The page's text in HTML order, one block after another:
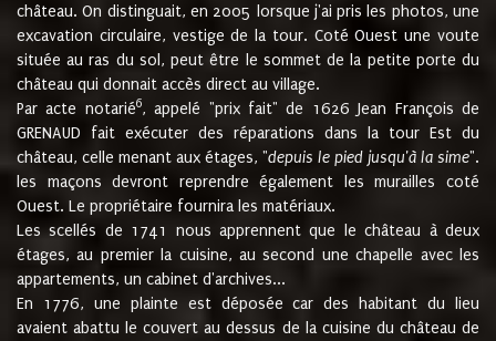
château. On distinguait, en 2005 lorsque j'ai pris les photos, une
excavation circulaire, vestige de la tour. Coté Ouest une voute
située au ras du sol, peut être le sommet de la petite porte du
château qui donnait accès direct au village.
Par acte notarié6, appelé "prix fait" de 1626 Jean François de
GRENAUD fait exécuter des réparations dans la tour Est du
château, celle menant aux étages, "depuis le pied jusqu'à la sime".
les maçons devront reprendre également les murailles coté
Ouest. Le propriétaire fournira les matériaux.
Les scellés de 1741 nous apprennent que le château à deux
étages, au premier la cuisine, au second une chapelle avec les
appartements, un cabinet d'archives...
En 1776, une plainte est déposée car des habitant du lieu
avaient abattu le couvert au dessus de la cuisine du château de